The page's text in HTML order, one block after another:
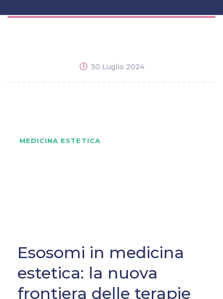
30 Luglio 2024
MEDICINA ESTETICA
Esosomi in medicina
estetica: la nuova
frontiera delle terapie